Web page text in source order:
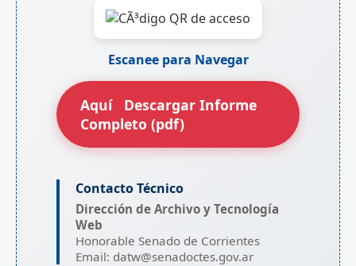
Escanee para Navegar
Aquí
Descargar Informe
Completo (pdf)
Contacto Técnico
Dirección de Archivo y Tecnología
Web
Honorable Senado de Corrientes
Email: datw@senadoctes.gov.ar